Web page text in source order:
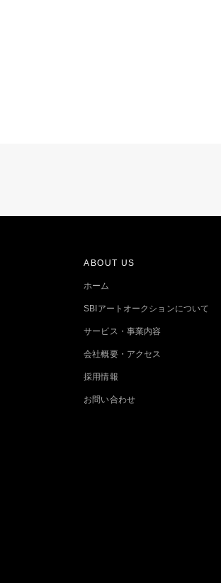
ABOUT US
ホーム
SBIアートオークションについて
サービス・事業内容
会社概要・アクセス
採用情報
お問い合わせ